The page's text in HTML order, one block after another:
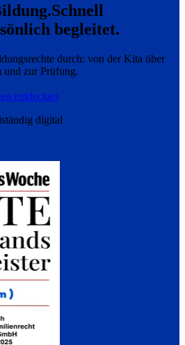
Schnell
begleitet.
durch: von der Kita über
und zur Prüfung.
entdecken
digital